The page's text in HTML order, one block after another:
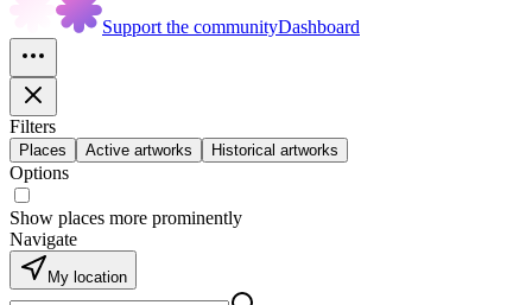
Support the communityDashboard
Filters
Places Active artworks Historical artworks
Options
Show places more prominently
Navigate
My location